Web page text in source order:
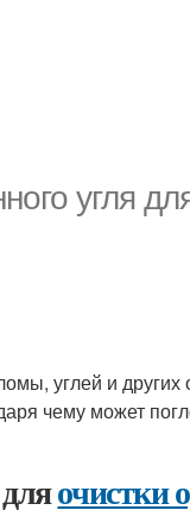
угля
углей и других
чему может
очистки